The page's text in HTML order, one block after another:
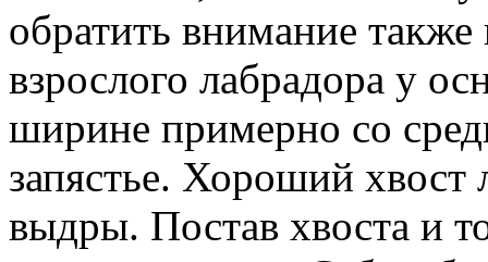
обратить внимание
взрослого лабрадора у
ширине примерно со
запястье. Хороший хвост
выдры. Постав хвоста и